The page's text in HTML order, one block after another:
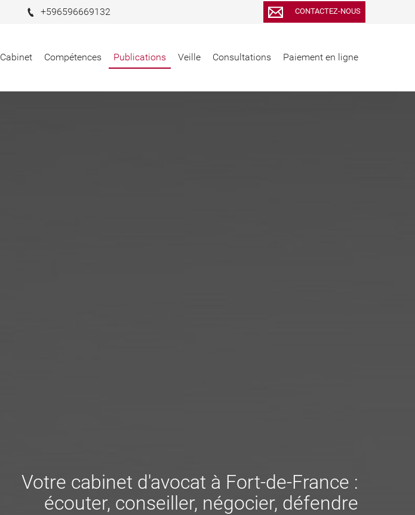
Cabinet Compétences Publications Veille Consultations Paiement en ligne
+596596669132 CONTACTEZ-NOUS
Votre cabinet d'avocat à Fort-de-France :
écouter, conseiller, négocier, défendre